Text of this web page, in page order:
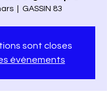
  |
GASSIN 83
sont closes
événements